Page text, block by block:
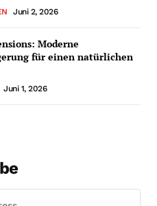
Juni 2, 2026
Moderne
für einen natürlichen
Juni 1, 2026